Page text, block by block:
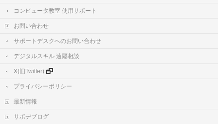
コンピュータ教室 使用サポート
お問い合わせ
サポートデスクへのお問い合わせ
デジタルスキル 遠隔相談
X(旧Twitter)
プライバシーポリシー
最新情報
サポデブログ